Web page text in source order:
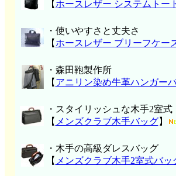
【 ホースレザー システムトー
・使いやすさと丈夫さ
【 ホースレザー ブリーフケー
・森田鞄製作所
【 アニリン染め牛革ハンガー
・スタイリッシュな木手2室式
【 メンズクラブ木手バッグ】
・木手の高級ダレスバッグ
【 メンズクラブ木手2室式バッ